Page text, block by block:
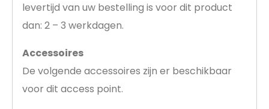
levertijd van uw bestelling is voor dit product
dan: 2 – 3 werkdagen.
Accessoires
De volgende accessoires zijn er beschikbaar
voor dit access point.